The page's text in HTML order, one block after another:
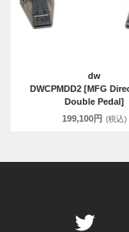
dw
DWCPMDD2 [MFG
Double Pedal]
199,100円 (税込)